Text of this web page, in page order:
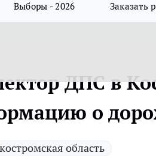
Выборы - 2026 Заказать
ДПС в
о
костромская область